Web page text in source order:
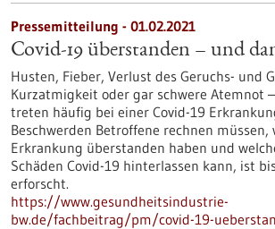
Pressemitteilung - 01.02.2021
Covid-19 überstanden – und
Husten, Fieber, Verlust des Geruchs- und
Kurzatmigkeit oder gar schwere Atemnot
treten häufig bei einer Covid-19
Beschwerden Betroffene rechnen müssen,
Erkrankung überstanden haben und
Schäden Covid-19 hinterlassen kann, ist
erforscht.
https://www.gesundheitsindustrie-
bw.de/fachbeitrag/pm/covid-19-